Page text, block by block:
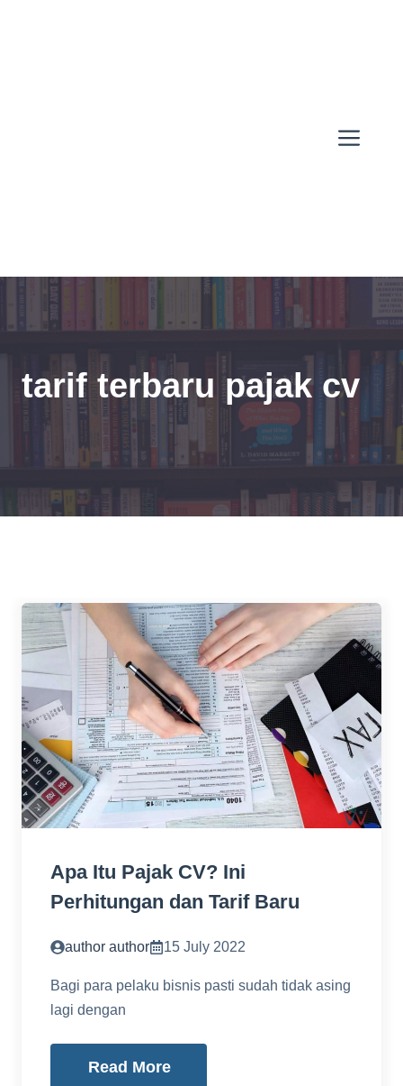
tarif terbaru pajak cv
Apa Itu Pajak CV? Ini
Perhitungan dan Tarif Baru
author author 15 July 2022
Bagi para pelaku bisnis pasti sudah tidak asing
lagi dengan
Read More